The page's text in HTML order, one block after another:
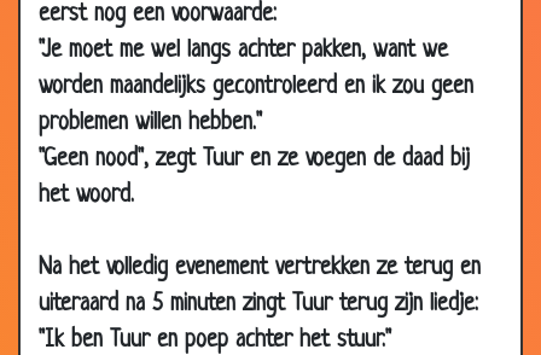
eerst nog een voorwaarde:
"Je moet me wel langs achter pakken, want we
worden maandelijks gecontroleerd en ik zou geen
problemen willen hebben."
"Geen nood", zegt Tuur en ze voegen de daad bij
het woord.
Na het volledig evenement vertrekken ze terug en
uiteraard na 5 minuten zingt Tuur terug zijn liedje:
"Ik ben Tuur en poep achter het stuur."
30 Jan
Borreltjes drinken
30 Jan
2015
Rustig ventje
2015
300% impotent
2015
2015
Google is een vrouw 3.27